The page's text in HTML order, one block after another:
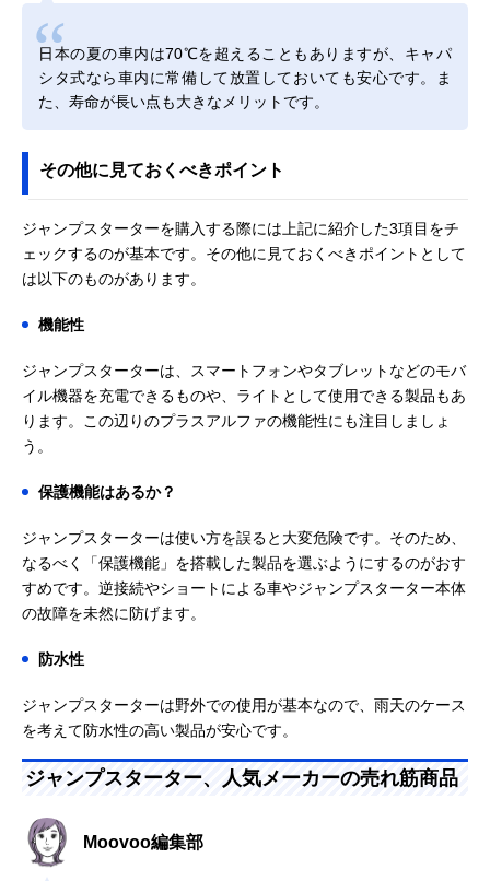
日本の夏の車内は70℃を超えることもありますが、キャパ
シタ式なら車内に常備して放置しておいても安心です。ま
た、寿命が長い点も大きなメリットです。
その他に見ておくべきポイント
ジャンプスターターを購入する際には上記に紹介した3項目をチ
ェックするのが基本です。その他に見ておくべきポイントとして
は以下のものがあります。
機能性
ジャンプスターターは、スマートフォンやタブレットなどのモバ
イル機器を充電できるものや、ライトとして使用できる製品もあ
ります。この辺りのプラスアルファの機能性にも注目しましょ
う。
保護機能はあるか？
ジャンプスターターは使い方を誤ると大変危険です。そのため、
なるべく「保護機能」を搭載した製品を選ぶようにするのがおす
すめです。逆接続やショートによる車やジャンプスターター本体
の故障を未然に防げます。
防水性
ジャンプスターターは野外での使用が基本なので、雨天のケース
を考えて防水性の高い製品が安心です。
ジャンプスターター、人気メーカーの売れ筋商品
Moovoo編集部